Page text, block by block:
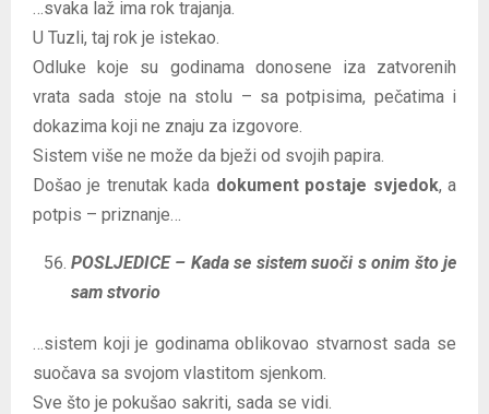
…svaka laž ima rok trajanja.
U Tuzli, taj rok je istekao.
Odluke koje su godinama donosene iza zatvorenih
vrata sada stoje na stolu – sa potpisima, pečatima i
dokazima koji ne znaju za izgovore.
Sistem više ne može da bježi od svojih papira.
Došao je trenutak kada dokument postaje svjedok, a
potpis – priznanje…
POSLJEDICE – Kada se sistem suoči s onim što je
sam stvorio
…sistem koji je godinama oblikovao stvarnost sada se
suočava sa svojom vlastitom sjenkom.
Sve što je pokušao sakriti, sada se vidi.